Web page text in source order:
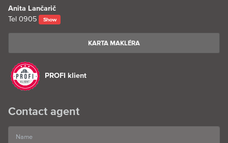
Anita Lančarič
Tel 0905 Show
KARTA MAKLÉRA
PROFI klient
Contact agent